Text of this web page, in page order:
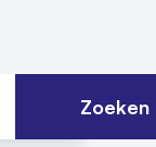
Zoeken